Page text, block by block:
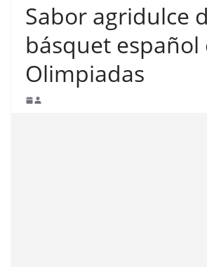
Sabor agridulce
básquet español
Olimpiadas